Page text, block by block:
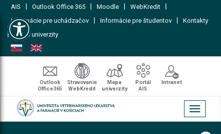
Open toolbar
AIS Outlook Office 365 Moodle WebKredit
Informácie pre uchádzačov Informácie pre študentov Kontakty
| Mapa univerzity
Outlook
Office365
Stravovanie
WebKredit
Mapa
univerzity
Portál
AIS
Intranet
Toggle